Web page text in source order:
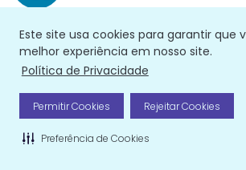
Este site usa cookies para garantir que
melhor experiência em nosso site.
Política de Privacidade
Permitir Cookies Rejeitar Cookies
Preferência de Cookies